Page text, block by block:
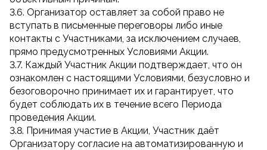
3.6. Организатор оставляет за собой право не
вступать в письменные переговоры либо иные
контакты с Участниками, за исключением случаев,
прямо предусмотренных Условиями Акции.
3.7. Каждый Участник Акции подтверждает, что он
ознакомлен с настоящими Условиями, безусловно и
безоговорочно принимает их и гарантирует, что
будет соблюдать их в течение всего Периода
проведения Акции.
3.8. Принимая участие в Акции, Участник даёт
Организатору согласие на автоматизированную и